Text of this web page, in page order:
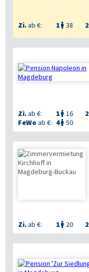
Zi.ab €: 1  38 2
Zi.ab €: 1  16 2
FeWo ab €: 4 50
Zi.ab €: 1  20 2